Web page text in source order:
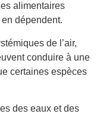
alimentaires
dépendent.
de l’air,
conduire à une
certaines espèces
des eaux et des